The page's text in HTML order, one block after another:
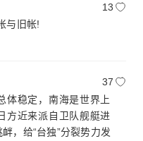
13
与旧帐!
37
体稳定，南海是世界上
方近来派自卫队舰艇进
，给“台独”分裂势力发